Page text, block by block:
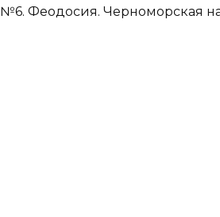
№6. Феодосия. Черноморская